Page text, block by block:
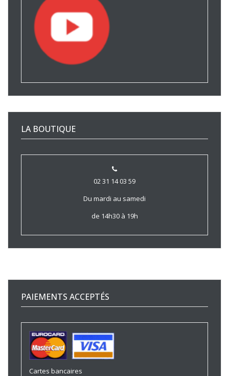
LA BOUTIQUE
02 31 14 03 59
Du mardi au samedi
de 14h30 à 19h
PAIEMENTS ACCEPTÉS
Cartes bancaires